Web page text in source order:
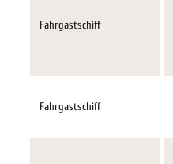
Fahrgastschiff
Fahrgastschiff